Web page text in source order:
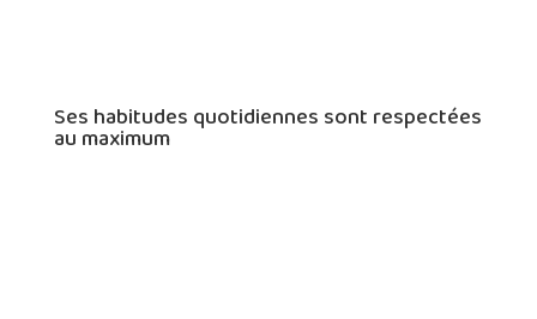
Ses habitudes quotidiennes sont respectées
au maximum